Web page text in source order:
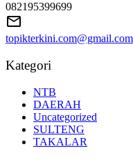
082195399699
topikterkini.com@gmail.com
Kategori
NTB
DAERAH
Uncategorized
SULTENG
TAKALAR